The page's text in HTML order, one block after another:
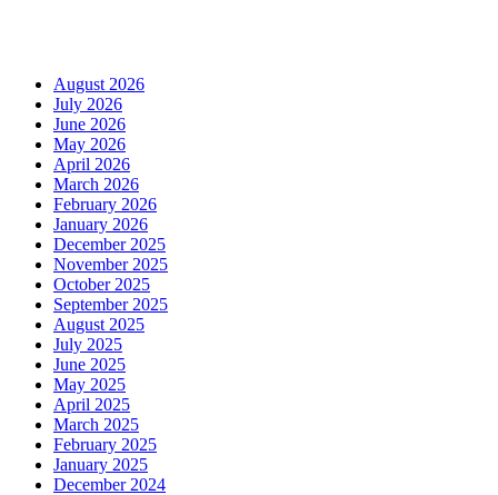
August 2026
July 2026
June 2026
May 2026
April 2026
March 2026
February 2026
January 2026
December 2025
November 2025
October 2025
September 2025
August 2025
July 2025
June 2025
May 2025
April 2025
March 2025
February 2025
January 2025
December 2024